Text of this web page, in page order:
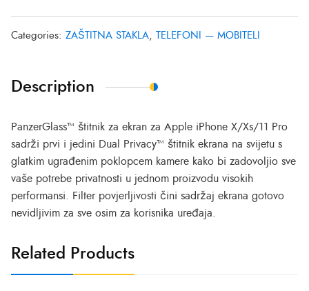
Categories: ZAŠTITNA STAKLA, TELEFONI — MOBITELI
Description
PanzerGlass™ štitnik za ekran za Apple iPhone X/Xs/11 Pro
sadrži prvi i jedini Dual Privacy™ štitnik ekrana na svijetu s
glatkim ugrađenim poklopcem kamere kako bi zadovoljio sve
vaše potrebe privatnosti u jednom proizvodu visokih
performansi.
Filter povjerljivosti čini sadržaj ekrana gotovo
nevidljivim za sve osim za korisnika uređaja.
Related Products